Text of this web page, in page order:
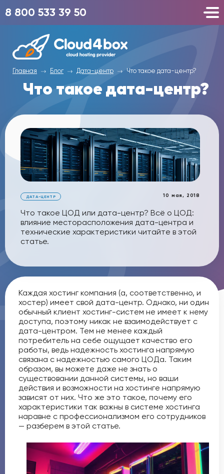
8 800 533 39 50
Главная Блог Дата-центр Что такое дата-центр?
Что такое дата-центр?
10 мая, 2018
ДАТА-ЦЕНТР
Что такое ЦОД или дата-центр? Всё о ЦОД:
влияние месторасположения дата-центра и
технические характеристики читайте в этой
статье.
Каждая хостинг компания (а, соответственно, и
хостер) имеет свой дата-центр. Однако, ни один
обычный клиент хостинг-систем не имеет к нему
доступа, поэтому никак не взаимодействует с
дата-центром. Тем не менее каждый
потребитель на себе ощущает качество его
работы, ведь надежность хостинга напрямую
связана с надежностью самого ЦОДа. Таким
образом, вы можете даже не знать о
существовании данной системы, но ваши
действия и возможности на хостинге напрямую
зависят от них. Что же это такое, почему его
характеристики так важны в системе хостинга
наравне с профессионализмом его сотрудников
— разберем в этой статье.